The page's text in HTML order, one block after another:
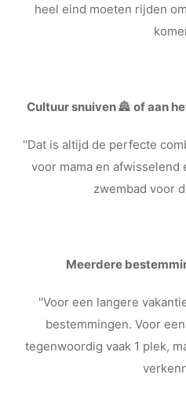
heel eind moeten rijden
Cultuur snuiven🏯 of aan
''Dat is altijd de perfecte
voor mama en
zwembad voor
Meerdere
''Voor een langere
bestemmingen. Voor
tegenwoordig vaak 1 plek,